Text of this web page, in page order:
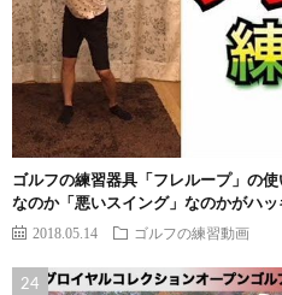
ゴルフの練習器具「フレループ」の
なのか「悪いスイング」なのかがハッ
2018.05.14 ゴルフの練習動画